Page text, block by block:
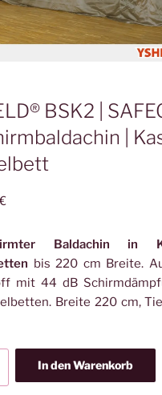
BSK2 |
|
€
Baldachin in
bis 220 cm Breite.
mit 44 dB
Breite 220 cm,
In den Warenkorb